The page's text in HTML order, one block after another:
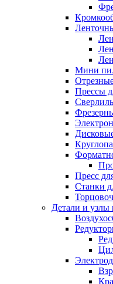
Мини
Прессы
Пресс
Станки
Детали и